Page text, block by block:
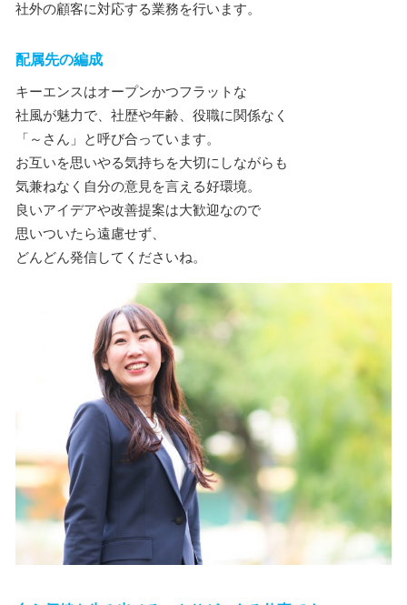
社外の顧客に対応する業務を行います。
配属先の編成
キーエンスはオープンかつフラットな
社風が魅力で、社歴や年齢、役職に関係なく
「～さん」と呼び合っています。
お互いを思いやる気持ちを大切にしながらも
気兼ねなく自分の意見を言える好環境。
良いアイデアや改善提案は大歓迎なので
思いついたら遠慮せず、
どんどん発信してくださいね。